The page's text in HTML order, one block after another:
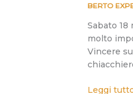
BERTO
Sabato
molto
Vincere
Leggi